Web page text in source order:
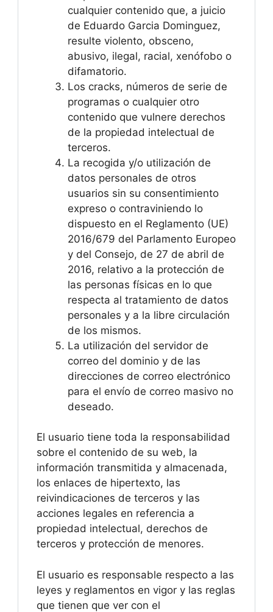
cualquier contenido que, a juicio
de Eduardo Garcia Dominguez,
resulte violento, obsceno,
abusivo, ilegal, racial, xenófobo o
difamatorio.
Los cracks, números de serie de
programas o cualquier otro
contenido que vulnere derechos
de la propiedad intelectual de
terceros.
La recogida y/o utilización de
datos personales de otros
usuarios sin su consentimiento
expreso o contraviniendo lo
dispuesto en el Reglamento (UE)
2016/679 del Parlamento Europeo
y del Consejo, de 27 de abril de
2016, relativo a la protección de
las personas físicas en lo que
respecta al tratamiento de datos
personales y a la libre circulación
de los mismos.
La utilización del servidor de
correo del dominio y de las
direcciones de correo electrónico
para el envío de correo masivo no
deseado.
El usuario tiene toda la responsabilidad
sobre el contenido de su web, la
información transmitida y almacenada,
los enlaces de hipertexto, las
reivindicaciones de terceros y las
acciones legales en referencia a
propiedad intelectual, derechos de
terceros y protección de menores.
El usuario es responsable respecto a las
leyes y reglamentos en vigor y las reglas
que tienen que ver con el